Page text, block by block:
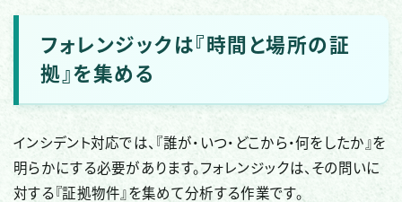
フォレンジックは『時間と場所の証
拠』を集める
インシデント対応では、『誰が・いつ・どこから・何をしたか』を
明らかにする必要があります。フォレンジックは、その問いに
対する『証拠物件』を集めて分析する作業です。